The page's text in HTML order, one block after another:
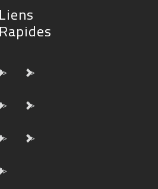
Liens
Rapides
">
">
">